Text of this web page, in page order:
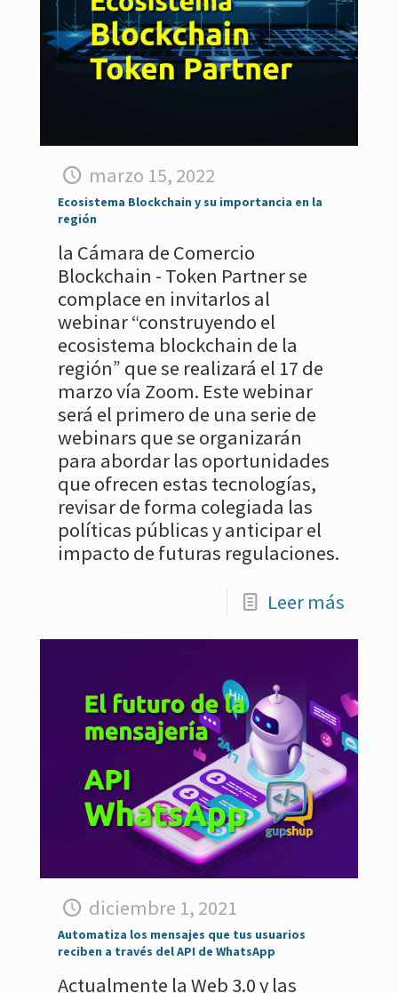
marzo 15, 2022
Ecosistema Blockchain y su importancia en la
región
la Cámara de Comercio
Blockchain - Token Partner se
complace en invitarlos al
webinar “construyendo el
ecosistema blockchain de la
región” que se realizará el 17 de
marzo vía Zoom. Este webinar
será el primero de una serie de
webinars que se organizarán
para abordar las oportunidades
que ofrecen estas tecnologías,
revisar de forma colegiada las
políticas públicas y anticipar el
impacto de futuras regulaciones.
Leer más
diciembre 1, 2021
Automatiza los mensajes que tus usuarios
reciben a través del API de WhatsApp
Actualmente la Web 3.0 y las